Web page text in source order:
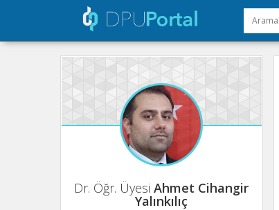
Dr. Öğr. ÜyesiAhmet Cihangir
Yalınkılıç